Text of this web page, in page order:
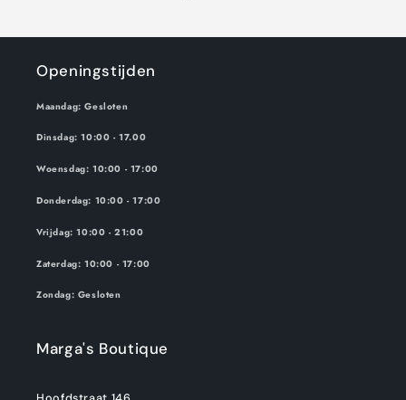
Openingstijden
Maandag: Gesloten
Dinsdag: 10:00 - 17.00
Woensdag: 10:00 - 17:00
Donderdag: 10:00 - 17:00
Vrijdag: 10:00 - 21:00
Zaterdag: 10:00 - 17:00
Zondag: Gesloten
Marga's Boutique